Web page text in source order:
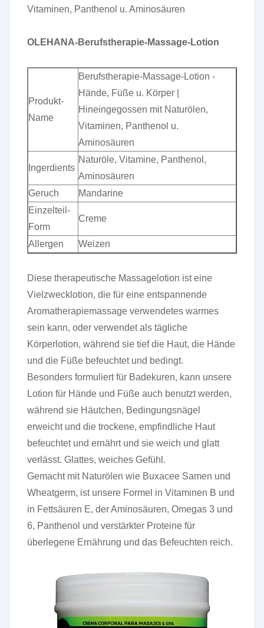
Vitaminen, Panthenol u. Aminosäuren
OLEHANA-Berufstherapie-Massage-Lotion
Produkt-
Name
Berufstherapie-Massage-Lotion -
Hände, Füße u. Körper |
Hineingegossen mit Naturölen,
Vitaminen, Panthenol u.
Aminosäuren
Ingerdients
Naturöle, Vitamine, Panthenol,
Aminosäuren
Geruch
Mandarine
Einzelteil-
Form
Creme
Allergen Weizen
Diese therapeutische Massagelotion ist eine
Vielzwecklotion, die für eine entspannende
Aromatherapiemassage verwendetes warmes
sein kann, oder verwendet als tägliche
Körperlotion, während sie tief die Haut, die Hände
und die Füße befeuchtet und bedingt.
Besonders formuliert für Badekuren, kann unsere
Lotion für Hände und Füße auch benutzt werden,
während sie Häutchen, Bedingungsnägel
erweicht und die trockene, empfindliche Haut
befeuchtet und ernährt und sie weich und glatt
verlässt. Glattes, weiches Gefühl.
Gemacht mit Naturölen wie Buxacee Samen und
Wheatgerm, ist unsere Formel in Vitaminen B und
in Fettsäuren E, der Aminosäuren, Omegas 3 und
6, Panthenol und verstärkter Proteine für
überlegene Ernährung und das Befeuchten reich.